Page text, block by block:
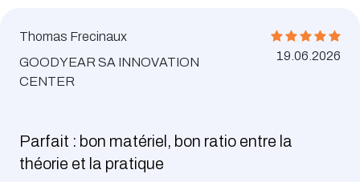
Thomas Frecinaux
GOODYEAR SA INNOVATION
CENTER
19.06.2026
Parfait : bon matériel, bon ratio entre la
théorie et la pratique